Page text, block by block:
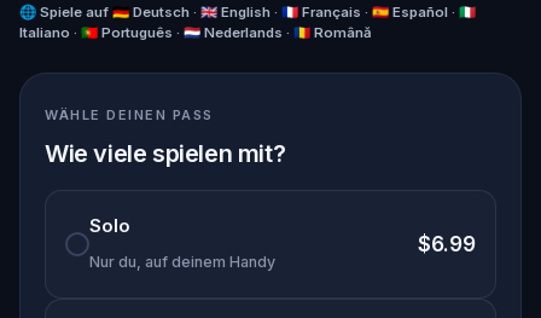
Überprüfe unbedingt das Wetter, bevor du mit
dieser Questo beginnst. Mechelen ist immer noch
Belgien, daher kann das Wetter unberechenbar
sein.
Der Startpunkt ist 300 m vom Parkhaus
🌐 Spiele auf 🇩🇪 Deutsch · 🇬🇧 English · 🇫🇷 Français · 🇪🇸 Español · 🇮🇹
Italiano · 🇵🇹 Português · 🇳🇱 Nederlands · 🇷🇴 Română
WÄHLE DEINEN PASS
Wie viele spielen mit?
Solo
Nur du, auf deinem Handy
$6.99